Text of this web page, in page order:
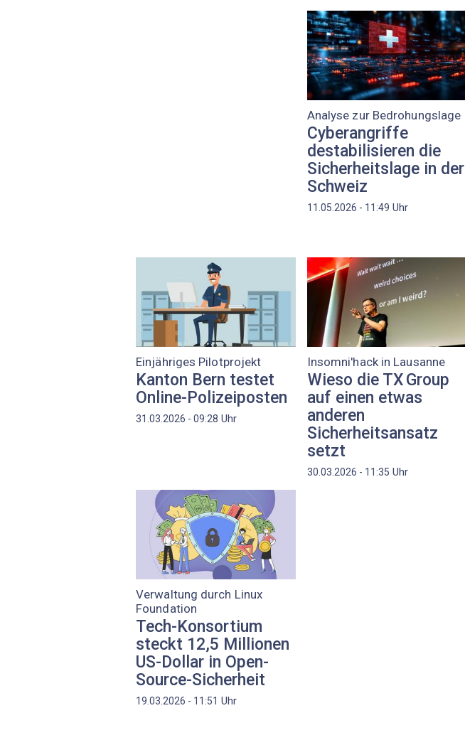
Analyse zur Bedrohungslage
Cyberangriffe
destabilisieren die
Sicherheitslage in der
Schweiz
11.05.2026 - 11:49 Uhr
Einjähriges Pilotprojekt
Kanton Bern testet
Online-Polizeiposten
31.03.2026 - 09:28 Uhr
Insomni'hack in Lausanne
Wieso die TX Group
auf einen etwas
anderen
Sicherheitsansatz
setzt
30.03.2026 - 11:35 Uhr
Verwaltung durch Linux
Foundation
Tech-Konsortium
steckt 12,5 Millionen
US-Dollar in Open-
Source-Sicherheit
19.03.2026 - 11:51 Uhr